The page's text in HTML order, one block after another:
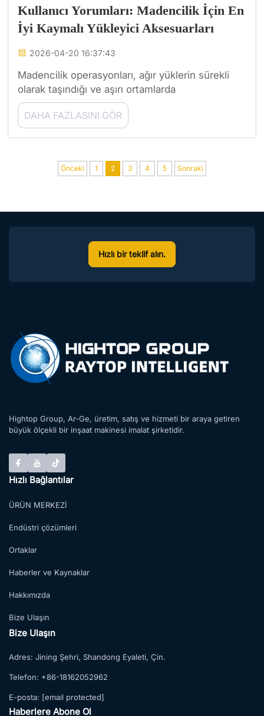
Kullanıcı Yorumları: Madencilik İçin En
İyi Kaymalı Yükleyici Aksesuarları
2026-04-20 16:37:43
Madencilik operasyonları, ağır yüklerin sürekli
olarak taşındığı ve aşırı ortamlarda
gerçekleştirilir. Güçleri ve çok yönlülükleri
nedeniyle kaydırma yükleyiciler, modern
madencilik operasyonlarında kritik öneme sahip
operasyonlarında...
DAHA FAZLASINI GÖR
Önceki 1 2 3 4 5 Sonraki
Hızlı bir teklif alın.
Hightop Group, Ar-Ge, üretim, satış ve hizmeti bir araya getiren
büyük ölçekli bir inşaat makinesi imalat şirketidir.
Hızlı Bağlantılar
ÜRÜN MERKEZİ
Endüstri çözümleri
Ortaklar
Haberler ve Kaynaklar
Hakkımızda
Bize Ulaşın
Bize Ulaşın
Adres: Jining Şehri, Shandong Eyaleti, Çin.
Telefon: +86-18162052962
E-posta: [email protected]
Haberlere Abone Ol